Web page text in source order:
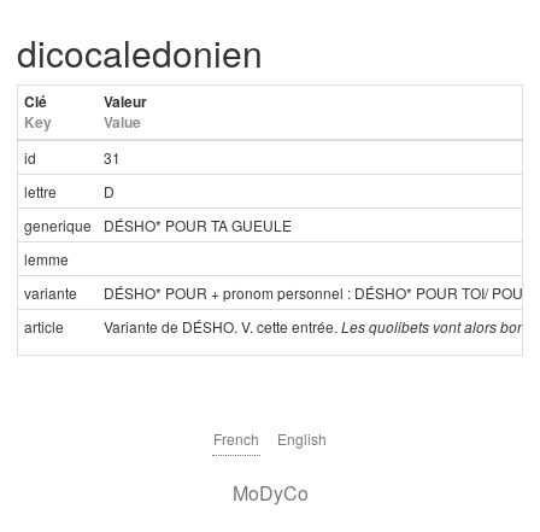
dicocaledonien
Clé
Key
Valeur
Value
id
31
lettre
D
generique
DÉSHO* POUR TA GUEULE
lemme
variante
DÉSHO* POUR + pronom personnel : DÉSHO* POUR TOI/ POUR
article
Variante de DÉSHO. V. cette entrée. Les quolibets vont alors bon
French English
MoDyCo